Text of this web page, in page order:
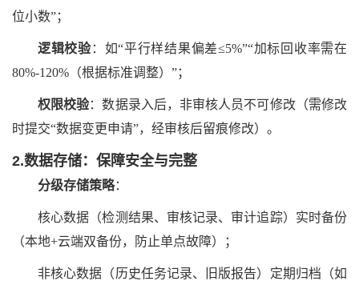
位小数”；
逻辑校验：如“平行样结果偏差≤5%”“加标回收率需在
80%-120%（根据标准调整）”；
权限校验：数据录入后，非审核人员不可修改（需修改
时提交“数据变更申请”，经审核后留痕修改）。
2.数据存储：保障安全与完整
分级存储策略：
核心数据（检测结果、审核记录、审计追踪）实时备份
（本地+云端双备份，防止单点故障）；
非核心数据（历史任务记录、旧版报告）定期归档（如